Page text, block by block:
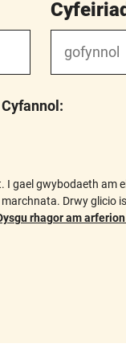
I gael gwybodaeth am
Drwy glicio
rhagor am